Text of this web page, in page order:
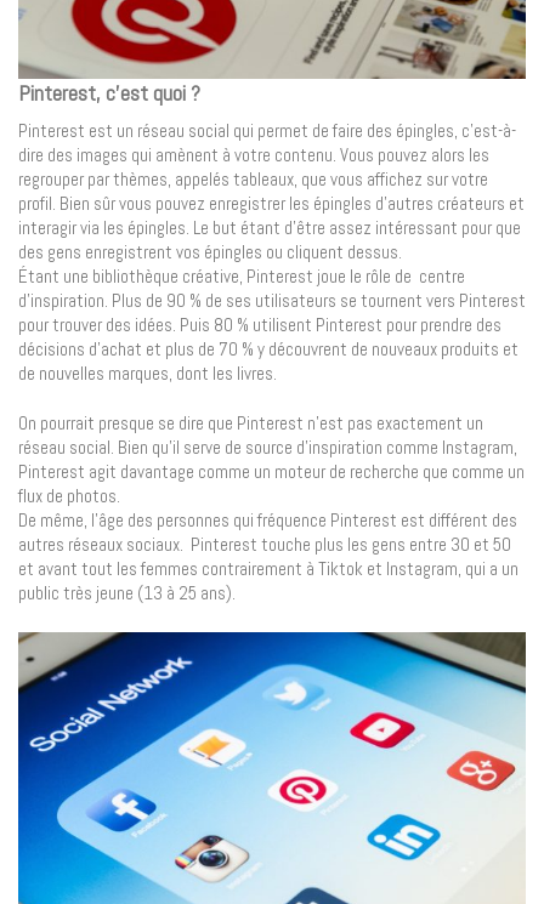
Pinterest, c’est quoi ?
Pinterest est un réseau social qui permet de faire des épingles, c’est-à-
dire des images qui amènent à votre contenu. Vous pouvez alors les
regrouper par thèmes, appelés tableaux, que vous affichez sur votre
profil. Bien sûr vous pouvez enregistrer les épingles d’autres créateurs et
interagir via les épingles. Le but étant d’être assez intéressant pour que
des gens enregistrent vos épingles ou cliquent dessus.
Étant une bibliothèque créative, Pinterest joue le rôle de centre
d’inspiration. Plus de 90 % de ses utilisateurs se tournent vers Pinterest
pour trouver des idées. Puis 80 % utilisent Pinterest pour prendre des
décisions d’achat et plus de 70 % y découvrent de nouveaux produits et
de nouvelles marques, dont les livres.
On pourrait presque se dire que Pinterest n’est pas exactement un
réseau social. Bien qu’il serve de source d’inspiration comme Instagram,
Pinterest agit davantage comme un moteur de recherche que comme un
flux de photos.
De même, l’âge des personnes qui fréquence Pinterest est différent des
autres réseaux sociaux. Pinterest touche plus les gens entre 30 et 50
et avant tout les femmes contrairement à Tiktok et Instagram, qui a un
public très jeune (13 à 25 ans).